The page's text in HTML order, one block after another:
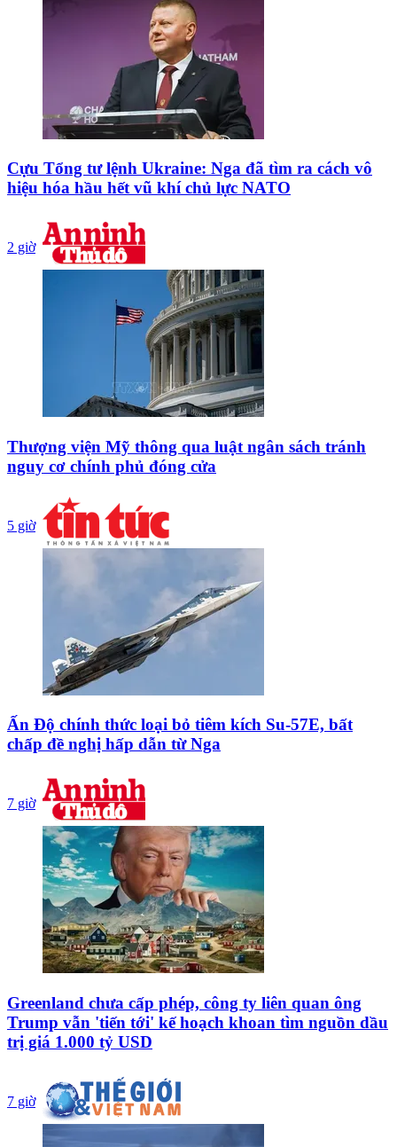
Cựu Tổng tư lệnh Ukraine: Nga đã tìm ra cách vô
hiệu hóa hầu hết vũ khí chủ lực NATO
2 giờ
Thượng viện Mỹ thông qua luật ngân sách tránh
nguy cơ chính phủ đóng cửa
5 giờ
Ấn Độ chính thức loại bỏ tiêm kích Su-57E, bất
chấp đề nghị hấp dẫn từ Nga
7 giờ
Greenland chưa cấp phép, công ty liên quan ông
Trump vẫn 'tiến tới' kế hoạch khoan tìm nguồn dầu
trị giá 1.000 tỷ USD
7 giờ